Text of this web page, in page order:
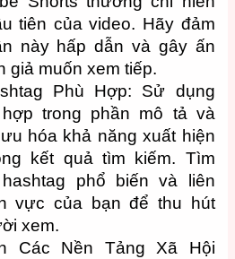
tiên của video. Hãy đảm
này hấp dẫn và gây ấn
giả muốn xem tiếp.
Phù Hợp: Sử dụng
hợp trong phần mô tả và
hóa khả năng xuất hiện
kết quả tìm kiếm. Tìm
phổ biến và liên
vực của bạn để thu hút
xem.
Các Nền Tảng Xã Hội